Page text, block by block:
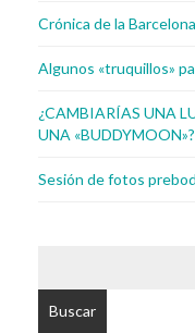
Crónica de la
Algunos «truquillos»
¿CAMBIARÍAS UNA
UNA «BUDDYMOON»?
Sesión de fotos